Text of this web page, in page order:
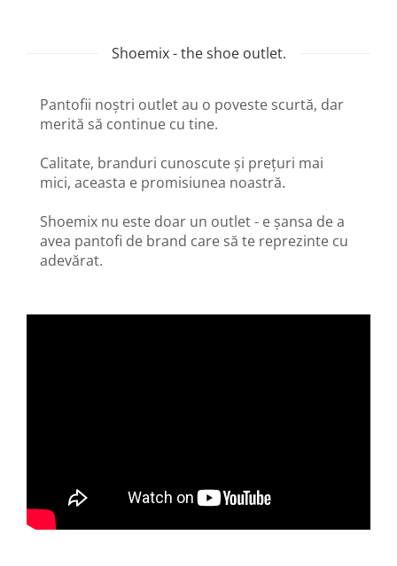
Shoemix - the shoe outlet.
Pantofii noștri outlet au o poveste scurtă, dar
merită să continue cu tine.
Calitate, branduri cunoscute și prețuri mai
mici, aceasta e promisiunea noastră.
Shoemix nu este doar un outlet - e șansa de a
avea pantofi de brand care să te reprezinte cu
adevărat.